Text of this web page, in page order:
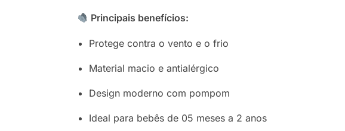
Principais benefícios:
Protege contra o vento e o frio
Material macio e antialérgico
Design moderno com pompom
Ideal para bebês de 05 meses a 2 anos